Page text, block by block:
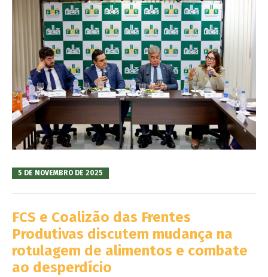
5 DE NOVEMBRO DE 2025
FCS e Coalizão das Frentes
Produtivas discutem mudança na
rotulagem de alimentos e combate
ao desperdício